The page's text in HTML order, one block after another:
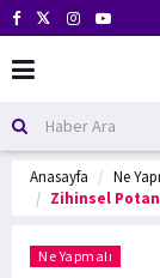
Anasayfa
Ne
Zihinsel
Ne Yapmalı